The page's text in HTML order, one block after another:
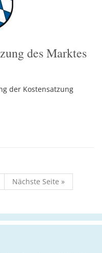
des Marktes
der Kostensatzung
Nächste Seite »